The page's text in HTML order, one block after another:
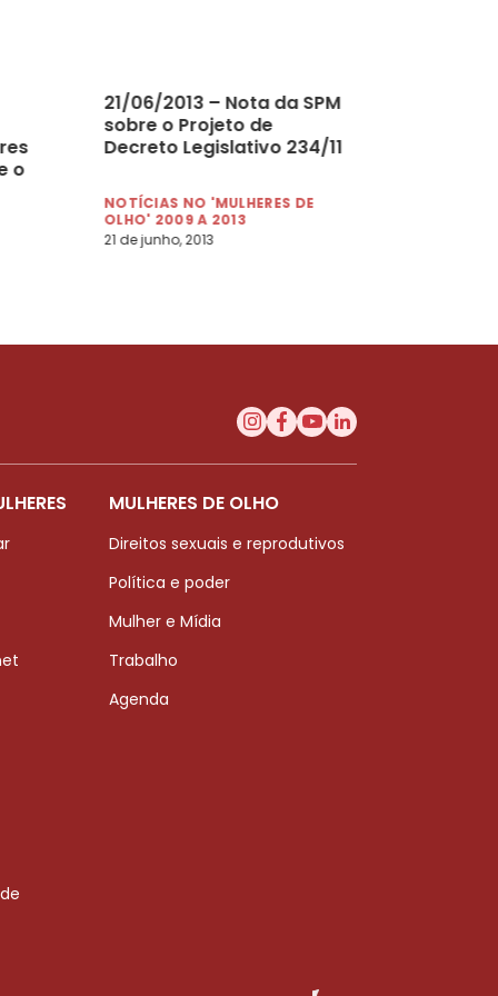
o
21/06/2013 – Nota da SPM
sobre o Projeto de
Decreto Legislativo 234/11
NOTÍCIAS NO 'MULHERES DE
OLHO' 2009 A 2013
21 de junho, 2013
MULHERES DE OLHO
Direitos sexuais e reprodutivos
Política e poder
Mulher e Mídia
Trabalho
Agenda